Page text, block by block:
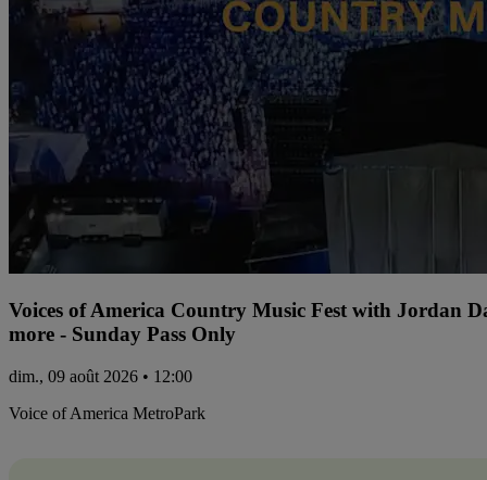
Voices of America Country Music Fest with Jordan
more - Sunday Pass Only
dim., 09 août 2026 • 12:00
Voice of America MetroPark